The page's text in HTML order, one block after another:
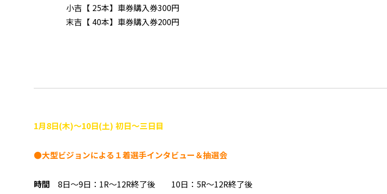
小吉【 25本】車券購入券300円
末吉【 40本】車券購入券200円
1月8日(木)～10日(土) 初日～三日目
●大型ビジョンによる１着選手インタビュー＆抽選会
時間 8日～9日：1R～12R終了後 10日：5R～12R終了後